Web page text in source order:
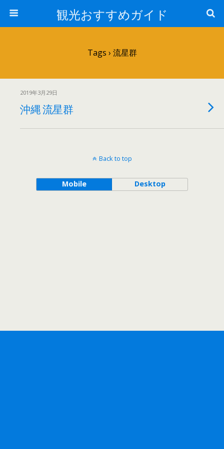
観光おすすめガイド
Tags › 流星群
2019年3月29日
沖縄 流星群
Back to top
Mobile Desktop